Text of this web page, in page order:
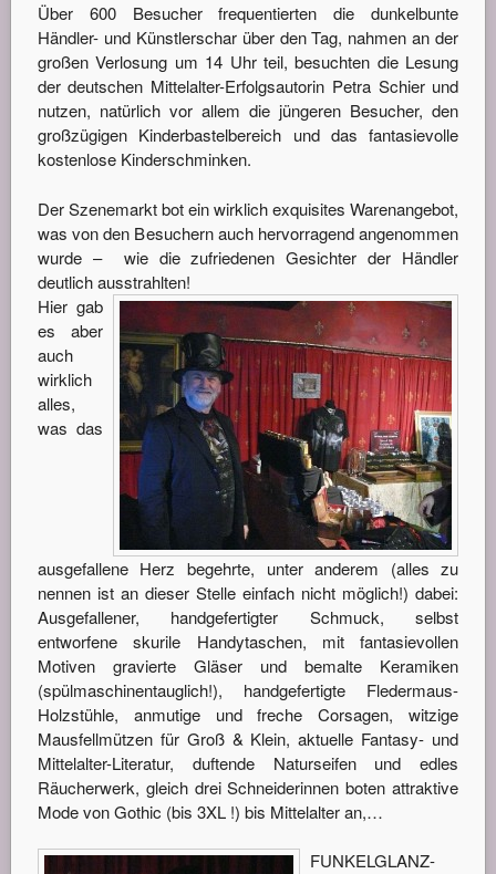
Über 600 Besucher frequentierten die dunkelbunte
Händler- und Künstlerschar über den Tag, nahmen an der
großen Verlosung um 14 Uhr teil, besuchten die Lesung
der deutschen Mittelalter-Erfolgsautorin Petra Schier und
nutzen, natürlich vor allem die jüngeren Besucher, den
großzügigen Kinderbastelbereich und das fantasievolle
kostenlose Kinderschminken.
Der Szenemarkt bot ein wirklich exquisites Warenangebot,
was von den Besuchern auch hervorragend angenommen
wurde – wie die zufriedenen Gesichter der Händler
deutlich ausstrahlten!
Hier gab
es aber
auch
wirklich
alles,
was das
ausgefallene Herz begehrte, unter anderem (alles zu
nennen ist an dieser Stelle einfach nicht möglich!) dabei:
Ausgefallener, handgefertigter Schmuck, selbst
entworfene skurile Handytaschen, mit fantasievollen
Motiven gravierte Gläser und bemalte Keramiken
(spülmaschinentauglich!), handgefertigte Fledermaus-
Holzstühle, anmutige und freche Corsagen, witzige
Mausfellmützen für Groß & Klein, aktuelle Fantasy- und
Mittelalter-Literatur, duftende Naturseifen und edles
Räucherwerk, gleich drei Schneiderinnen boten attraktive
Mode von Gothic (bis 3XL !) bis Mittelalter an,…
FUNKELGLANZ-